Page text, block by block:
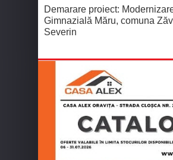
Demarare proiect:
Gimnazială Măru, comuna
Severin